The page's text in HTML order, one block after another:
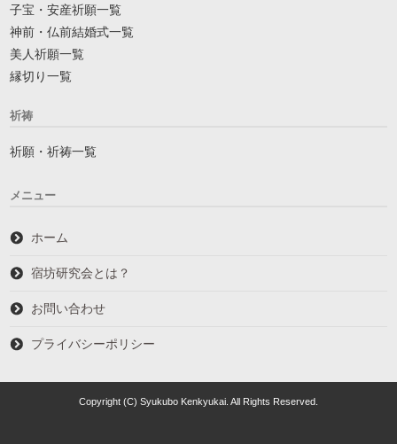
子宝・安産祈願一覧
神前・仏前結婚式一覧
美人祈願一覧
縁切り一覧
祈祷
祈願・祈祷一覧
メニュー
ホーム
宿坊研究会とは？
お問い合わせ
プライバシーポリシー
Copyright (C) Syukubo Kenkyukai. All Rights Reserved.